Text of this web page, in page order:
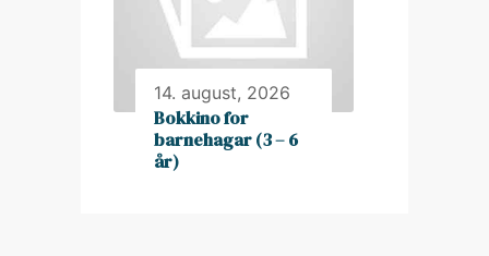
14. august, 2026
Bokkino for
barnehagar (3 – 6
år)